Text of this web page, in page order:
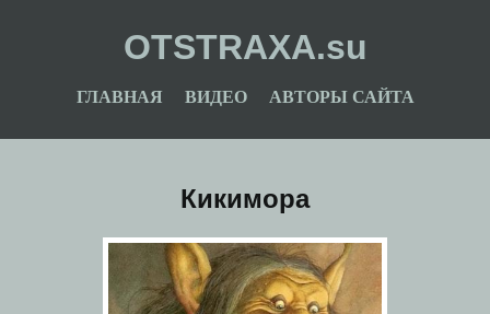
OTSTRAXA.su
ГЛАВНАЯ ВИДЕО АВТОРЫ САЙТА
Кикимора